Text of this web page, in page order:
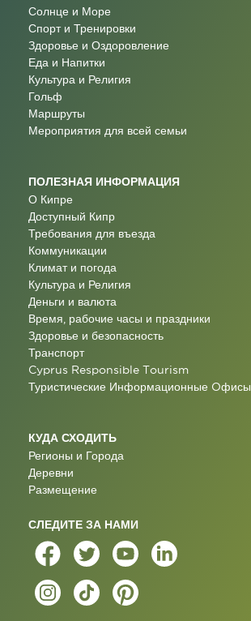
Солнце и Море
Спорт и Тренировки
Здоровье и Оздоровление
Еда и Напитки
Культура и Религия
Гольф
Маршруты
Мероприятия для всей семьи
ПОЛЕЗНАЯ ИНФОРМАЦИЯ
О Кипре
Доступный Кипр
Требования для въезда
Коммуникации
Климат и погода
Культура и Религия
Деньги и валюта
Время, рабочие часы и праздники
Здоровье и безопасность
Транспорт
Cyprus Responsible Tourism
Туристические Информационные Oфисы
КУДА СХОДИТЬ
Регионы и Города
Деревни
Размещение
СЛЕДИТЕ ЗА НАМИ